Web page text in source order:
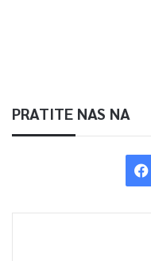
PRATITE NAS NA